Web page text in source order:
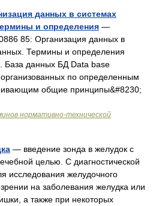
данных в системах
и определения —
85: Организация данных в
Термины и определения
База данных БД Data base
по определенным
общие принципы&#8230;
нормативно-технической
— введение зонда в желудок с
целью. С диагностической
исследования желудочного
на заболевания желудка или
а также при некоторых